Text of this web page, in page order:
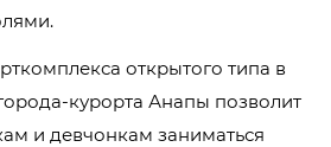
открытого типа в
курорта Анапы позволит
и девчонкам заниматься